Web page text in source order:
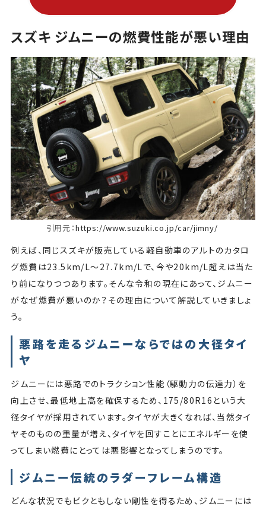
スズキ ジムニーの燃費性能が悪い理由
引用元：https://www.suzuki.co.jp/car/jimny/
例えば、同じスズキが販売している軽自動車のアルトのカタロ
グ燃費は23.5km/L〜27.7km/Lで、今や20km/L超えは当た
り前になりつつあります。そんな令和の現在にあって、ジムニー
がなぜ燃費が悪いのか？その理由について解説していきましょ
う。
悪路を走るジムニーならではの大径タイ
ヤ
ジムニーには悪路でのトラクション性能（駆動力の伝達力）を
向上させ、最低地上高を確保するため、175/80R16という大
径タイヤが採用されています。タイヤが大きくなれば、当然タイ
ヤそのものの重量が増え、タイヤを回すことにエネルギーを使
ってしまい燃費にとっては悪影響となってしまうのです。
ジムニー伝統のラダーフレーム構造
どんな状況でもビクともしない剛性を得るため、ジムニーには